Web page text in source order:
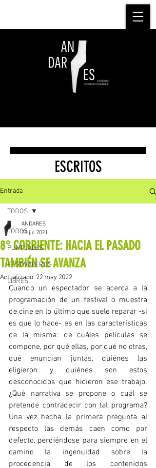
ESCRITOS
Entrada
TODOS
PUNTUALES
FESTIVALEROS
LIBRES
TODOS
8° CORRIENTE: HACIA EL PASADO
TAMBIÉN SE AVANZA
ANDARES
28 jul 2021
Actualizado: 22 may 2022
Cuando un espectador se acerca a la
programación de un festival o muestra
de cine en lo último que suele reparar -si
es que lo hace- es en las características
de la misma: de cuáles películas se
compone, por qué ellas, por qué no otras,
qué enuncian juntas, quiénes las
eligieron y quiénes son estos
desconocidos que hicieron ese trabajo.
¿Qué narrativa se propone o cuál se
pretende contradecir con tal programa?
Una vez hecha la primera pregunta al
respecto las demás caen como por
defecto, perdiéndose para siempre en el
camino la ingenuidad sobre la
procedencia de los contenidos